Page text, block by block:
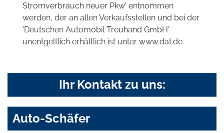
Stromverbrauch neuer Pkw' entnommen
werden, der an allen Verkaufsstellen und bei der
'Deutschen Automobil Treuhand GmbH'
unentgeltlich erhältlich ist unter www.dat.de.
Ihr Kontakt zu uns:
Auto-Schäfer